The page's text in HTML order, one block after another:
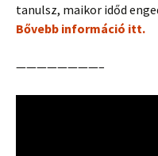
tanulsz, maikor időd
Bővebb információ itt.
————————–